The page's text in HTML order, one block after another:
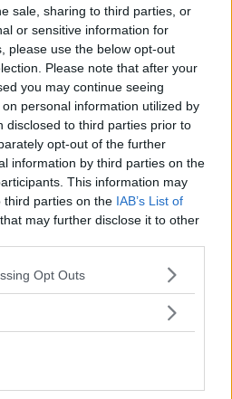
sale, sharing to third parties, or
or sensitive information for
please use the below opt-out
Please note that after your
you may continue seeing
personal information utilized by
disclosed to third parties prior to
opt-out of the further
information by third parties on the
This information may
third parties on the IAB’s List of
that may further disclose it to other
app uses one or more Google
behaviour. You may click to
purposes in below Google
Opt Outs
(2014)